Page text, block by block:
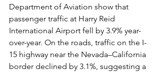
Department of Aviation show that
passenger traffic at Harry Reid
International Airport fell by 3.9% year-
over-year. On the roads, traffic on the I-
15 highway near the Nevada–California
border declined by 3.1%, suggesting a